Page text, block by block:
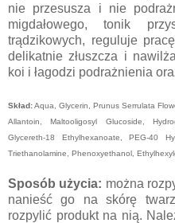
nie przesusza i nie
migdałowego, tonik
trądzikowych, reguluje
delikatnie złuszcza i
koi i łagodzi podrażnienia
Skład:Aqua, Glycerin, Prunus Serrulata
Allantoin, Maltooligosyl Glucoside,
Glycereth-18 Ethylhexanoate, PEG-40
Triethanolamine, Phenoxyethanol,
Sposób użycia: można
nanieść go na skórę
rozpylić produkt na nią.